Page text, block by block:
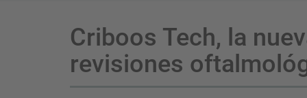
Criboos Tech, la
revisiones